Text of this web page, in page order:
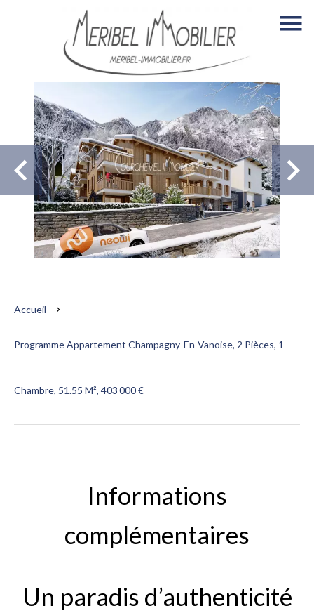
Accueil
Programme Appartement Champagny-En-Vanoise, 2 Pièces, 1
Chambre, 51.55 M², 403 000 €
Informations
complémentaires
Un paradis d’authenticité